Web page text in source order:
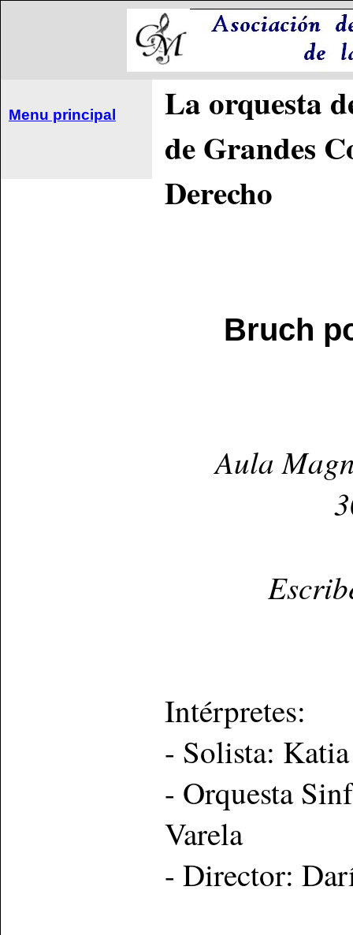
Menu principal
La orquesta
de Grandes
Derecho
Bruch
Aula
Intérpretes:
- Solista:
- Orquesta
Varela
- Director: